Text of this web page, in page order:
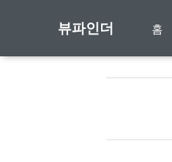
뷰파인더 홈